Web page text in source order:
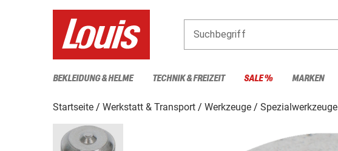
Suchbegriff
BEKLEIDUNG & HELME TECHNIK & FREIZEIT SALE % MARKEN
Startseite Werkstatt & Transport Werkzeuge Spezialwerkzeuge